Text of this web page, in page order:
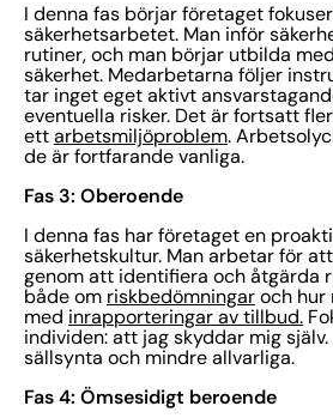
I denna fas börjar företaget
säkerhetsarbetet. Man inför
rutiner, och man börjar utbilda
säkerhet. Medarbetarna följer
tar inget eget aktivt
eventuella risker. Det är fortsatt
ett arbetsmiljöproblem.
de är fortfarande vanliga.
Fas 3: Oberoende
I denna fas har företaget en
säkerhetskultur. Man arbetar för
genom att identifiera och åtgärda
både om riskbedömningar och hur
med inrapporteringar av tillbud.
individen: att jag skyddar mig
sällsynta och mindre allvarliga.
Fas 4: Ömsesidigt beroende